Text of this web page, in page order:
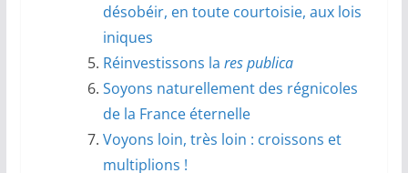
désobéir, en toute courtoisie, aux lois
iniques
Réinvestissons la res publica
Soyons naturellement des régnicoles
de la France éternelle
Voyons loin, très loin : croissons et
multiplions !